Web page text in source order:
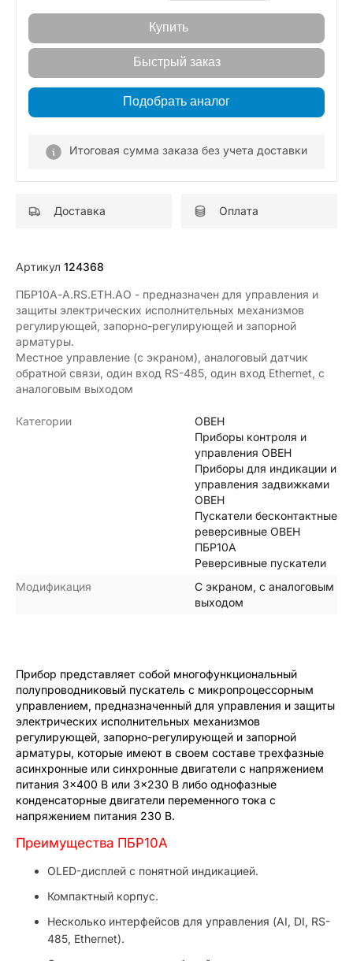
Купить
Быстрый заказ
Подобрать аналог
Итоговая сумма заказа без учета доставки
Доставка Оплата
Артикул 124368
ПБР10А-A.RS.ETH.АО - предназначен для управления и
защиты электрических исполнительных механизмов
регулирующей, запорно-регулирующей и запорной
арматуры.
Местное управление (с экраном), аналоговый датчик
обратной связи, один вход RS-485, один вход Ethernet, с
аналоговым выходом
Категории
ОВЕН
Приборы контроля и
управления ОВЕН
Приборы для индикации и
управления задвижками
ОВЕН
Пускатели бесконтактные
реверсивные ОВЕН
ПБР10А
Реверсивные пускатели
Модификация
С экраном, с аналоговым
выходом
Прибор представляет собой многофункциональный
полупроводниковый пускатель с микропроцессорным
управлением, предназначенный для управления и защиты
электрических исполнительных механизмов
регулирующей, запорно-регулирующей и запорной
арматуры, которые имеют в своем составе трехфазные
асинхронные или синхронные двигатели с напряжением
питания 3×400 В или 3×230 В либо однофазные
конденсаторные двигатели переменного тока с
напряжением питания 230 В.
Преимущества ПБР10А
OLED-дисплей с понятной индикацией.
Компактный корпус.
Несколько интерфейсов для управления (AI, DI, RS-
485, Ethernet).